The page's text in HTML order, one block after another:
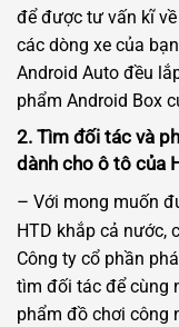
để được tư vấn kĩ
các dòng xe của
Android Auto đều
phẩm Android Box
2. Tìm đối tác và
dành cho ô tô của
– Với mong muốn
HTD khắp cả nước,
Công ty cổ phần
tìm đối tác để cùng
phẩm đồ chơi công